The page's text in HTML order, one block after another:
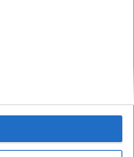
allerici